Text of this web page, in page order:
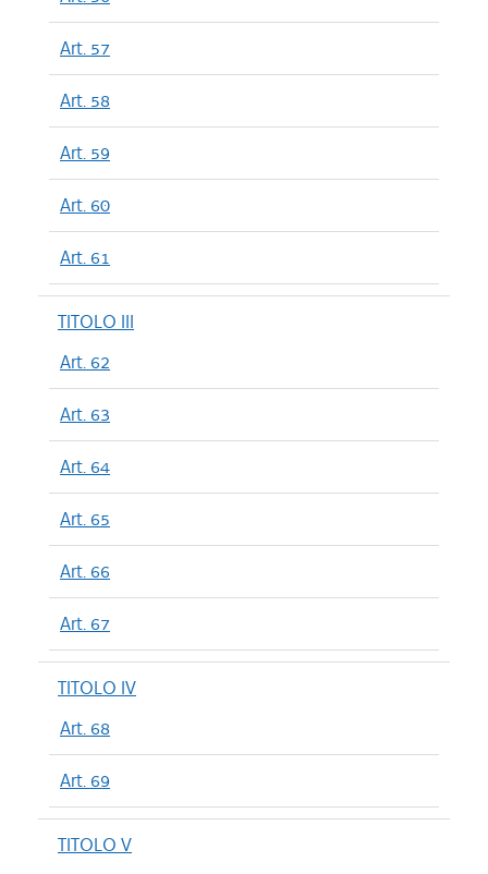
Art. 57
Art. 58
Art. 59
Art. 60
Art. 61
TITOLO III
Art. 62
Art. 63
Art. 64
Art. 65
Art. 66
Art. 67
TITOLO IV
Art. 68
Art. 69
TITOLO V